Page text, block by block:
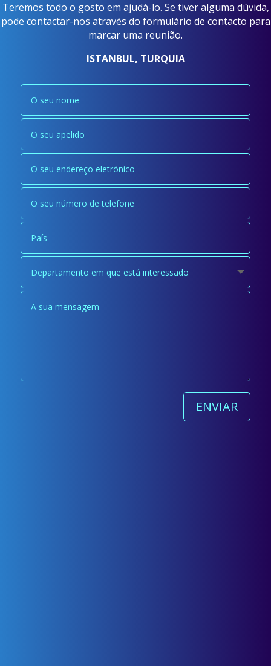
Teremos todo o gosto em ajudá-lo. Se tiver alguma dúvida,
pode contactar-nos através do formulário de contacto para
marcar uma reunião.
ISTANBUL, TURQUIA
ENVIAR